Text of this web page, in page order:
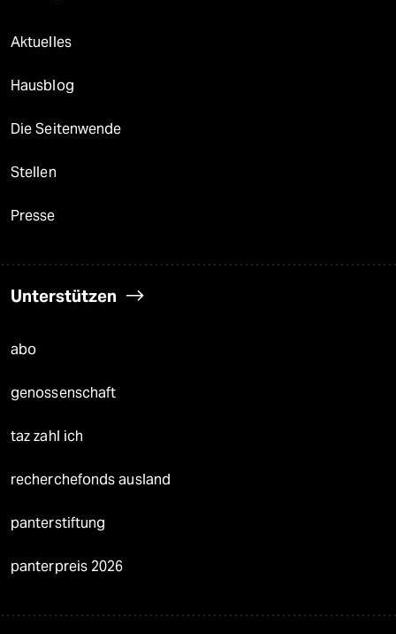
Aktuelles
Hausblog
Die Seitenwende
Stellen
Presse
Unterstützen
abo
genossenschaft
taz zahl ich
recherchefonds ausland
panterstiftung
panterpreis 2026